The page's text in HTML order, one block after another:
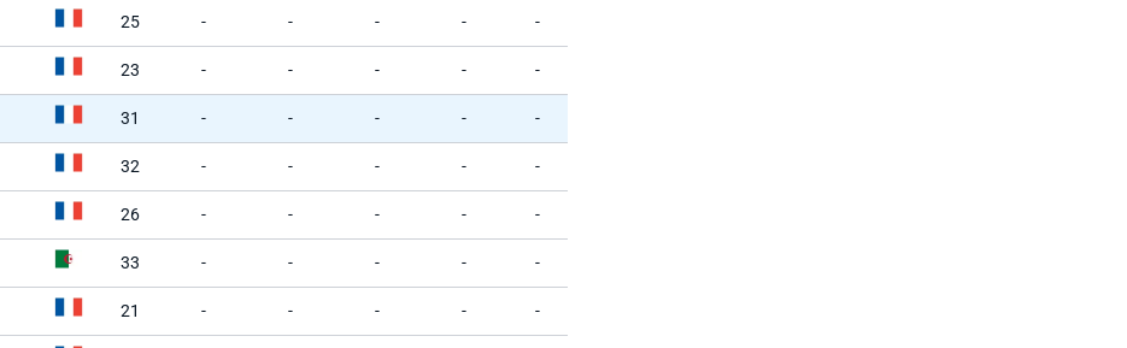
25 - - - - -
23 - - - - -
31 - - - - -
32 - - - - -
26 - - - - -
33 - - - - -
21 - - - - -